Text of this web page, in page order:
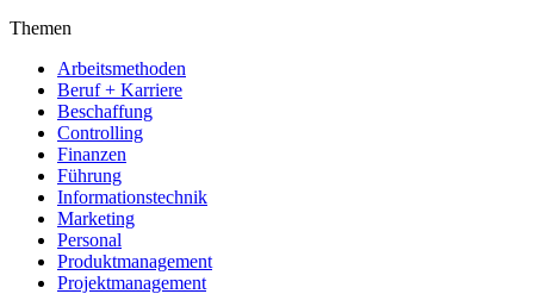
Themen
Arbeitsmethoden
Beruf + Karriere
Beschaffung
Controlling
Finanzen
Führung
Informationstechnik
Marketing
Personal
Produktmanagement
Projektmanagement